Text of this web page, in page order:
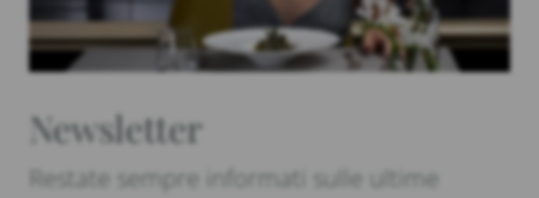
Newsletter
Restate sempre informati sulle ultime